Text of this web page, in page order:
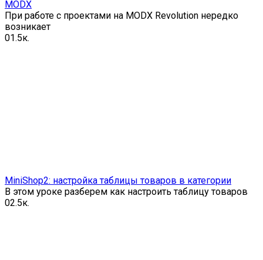
MODX
При работе с проектами на MODX Revolution нередко
возникает
01.5к.
MiniShop2: настройка таблицы товаров в категории
В этом уроке разберем как настроить таблицу товаров
02.5к.